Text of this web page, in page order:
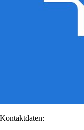
Kontaktdaten: